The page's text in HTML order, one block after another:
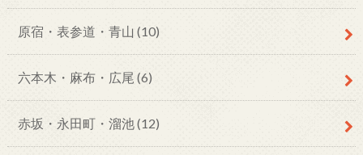
原宿・表参道・青山 (10)
六本木・麻布・広尾 (6)
赤坂・永田町・溜池(12)